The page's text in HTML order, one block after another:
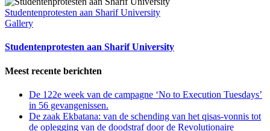
Studentenprotesten aan Sharif University
Gallery
Studentenprotesten aan Sharif University
Meest recente berichten
De 122e week van de campagne ‘No to Execution Tuesdays’
in 56 gevangenissen.
De zaak Ekbatana: van de schending van het qisas-vonnis tot
de oplegging van de doodstraf door de Revolutionaire